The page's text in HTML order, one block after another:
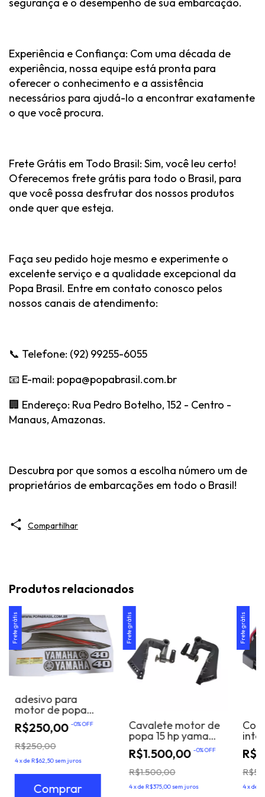
segurança e o desempenho de sua embarcação.
Experiência e Confiança: Com uma década de
experiência, nossa equipe está pronta para
oferecer o conhecimento e a assistência
necessários para ajudá-lo a encontrar exatamente
o que você procura.
Frete Grátis em Todo Brasil: Sim, você leu certo!
Oferecemos frete grátis para todo o Brasil, para
que você possa desfrutar dos nossos produtos
onde quer que esteja.
Faça seu pedido hoje mesmo e experimente o
excelente serviço e a qualidade excepcional da
Popa Brasil. Entre em contato conosco pelos
nossos canais de atendimento:
📞 Telefone: (92) 99255-6055
📧 E-mail: popa@popabrasil.com.br
🏢 Endereço: Rua Pedro Botelho, 152 - Centro -
Manaus, Amazonas.
Descubra por que somos a escolha número um de
proprietários de embarcações em todo o Brasil!
Compartilhar
Produtos relacionados
Frete grátis
adesivo para
motor de popa
40x yamaha 2T
R$250,00 -0%OFF
R$250,00
4xdeR$62,50sem juros
Frete grátis
Cavalete motor de
popa 15 hp yamaha
fmhs 2T
R$1.500,00 -0%OFF
R$1.500,00
4xdeR$375,00sem juros
Frete grátis
da
4xde